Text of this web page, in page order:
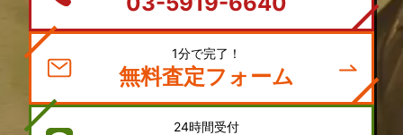
1分で完了！
無料査定フォーム
24時間受付